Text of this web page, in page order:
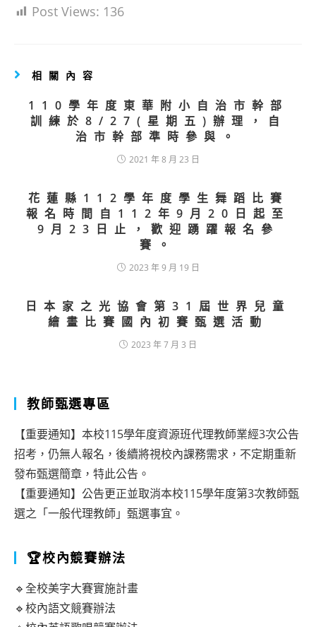
Post Views: 136
相關內容
110學年度東華附小自治市幹部
訓練於8/27(星期五)辦理，自
治市幹部準時參與。
2021 年 8 月 23 日
花蓮縣112學年度學生舞蹈比賽
報名時間自112年9月20日起至
9月23日止，歡迎踴躍報名參
賽。
2023 年 9 月 19 日
日本家之光協會第31屆世界兒童
繪畫比賽國內初賽甄選活動
2023 年 7 月 3 日
教師甄選專區
【重要通知】本校115學年度資源班代理教師業經3次公告
招考，仍無人報名，後續將視校內課務需求，不定期重新
發布甄選簡章，特此公告。
【重要通知】公告更正並取消本校115學年度第3次教師甄
選之「一般代理教師」甄選事宜。
🏆校內競賽辦法
🔹全校美字大賽實施計畫
🔹校內語文競賽辦法